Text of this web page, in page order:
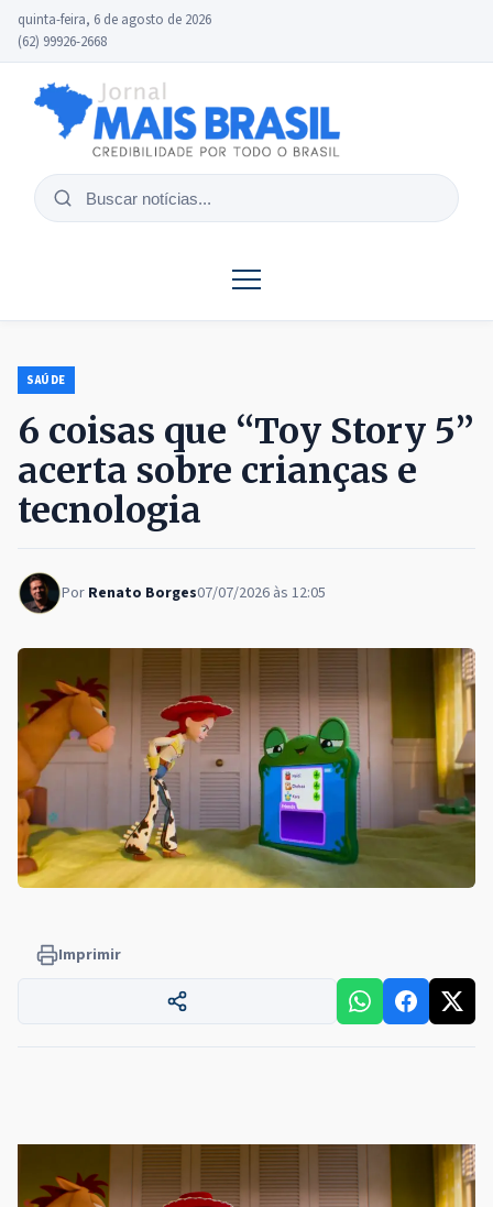
quinta-feira, 6 de agosto de 2026
(62) 99926-2668
Buscar
SAÚDE
6 coisas que “Toy Story 5”
acerta sobre crianças e
tecnologia
Por Renato Borges07/07/2026 às 12:05
Imprimir